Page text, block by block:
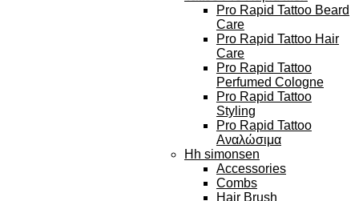
Pro Rapid Tattoo Beard
Care
Pro Rapid Tattoo Hair
Care
Pro Rapid Tattoo
Perfumed Cologne
Pro Rapid Tattoo
Styling
Pro Rapid Tattoo
Αναλώσιμα
Hh simonsen
Accessories
Combs
Hair Brush